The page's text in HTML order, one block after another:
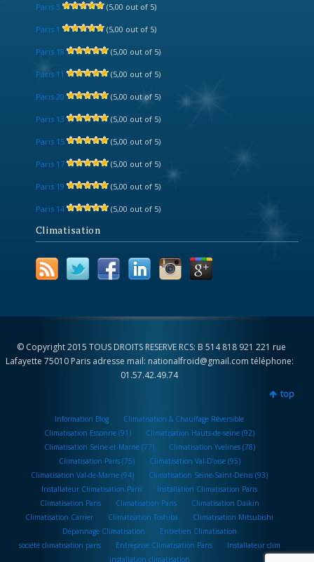
Paris 3 (5,00 out of 5)
Paris 1 (5,00 out of 5)
Paris 18 (5,00 out of 5)
Paris 11 (5,00 out of 5)
Paris 20 (5,00 out of 5)
Paris 13 (5,00 out of 5)
Paris 15 (5,00 out of 5)
Paris 17 (5,00 out of 5)
Paris 19 (5,00 out of 5)
Paris 14 (5,00 out of 5)
Climatisation
© Copyright 2015 TOUS DROITS RESERVE RCS: B 514 818 921 221 rue
Lafayette 75010 Paris adresse mail: nationalfroid@gmail.com téléphone:
01.57.42.49.74
top
Information Blog
Climatisation & Chauffage Réversible
Climatisation Essonne (91)
Climatisation Hauts-de-seine (92)
Climatisation Seine-et-Marne (77)
Climatisation Yvelines (78)
Climatisation Paris (75)
Climatisation Val-D’oise (95)
Climatisation Val-de-Marne (94)
Climatisation Seine-Saint-Denis (93)
Installateur Climatisation Paris
Installation Climatisation Paris
Climatisation Paris
Climatisation Paris
Climatisation Daikin
Climatisation Carrier
Climatisation Toshiba
Climatisation Mitsubishi
Dépannage Climatisation
Entretien Climatisation
société climatisation paris
Entreprise Climatisation Paris
Installateur clim
installation climatisation